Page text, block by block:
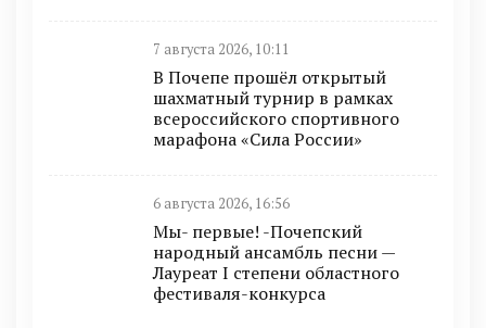
7 августа 2026, 10:11
В Почепе прошёл открытый
шахматный турнир в рамках
всероссийского спортивного
марафона «Сила России»
6 августа 2026, 16:56
Мы- первые! -Почепский
народный ансамбль песни —
Лауреат I степени областного
фестиваля-конкурса